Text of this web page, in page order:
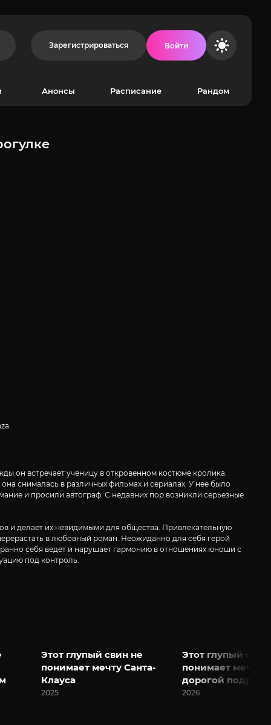
Зарегистрироваться Войти
Анонсы Расписание Рандом
он встречает ученицу в откровенном костюме кролика.
снималась в различных фильмах и сериалах. У нее было
и просили автограф. С недавних пор возникли серьезные
и делает их невидимыми для общества. Привлекательную
в любовный роман. Неожиданно для себя герой
себя ведет и нарушает гармонию в отношениях юноши с
под контроль.
Этот глупый свин не
понимает мечту Санта-
Клауса
2025
Этот глупый
понимает мечту
дорогой подруги
2026